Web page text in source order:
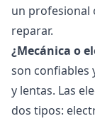
un profesional
reparar.
¿Mecánica o
son confiables
y lentas. Las
dos tipos: